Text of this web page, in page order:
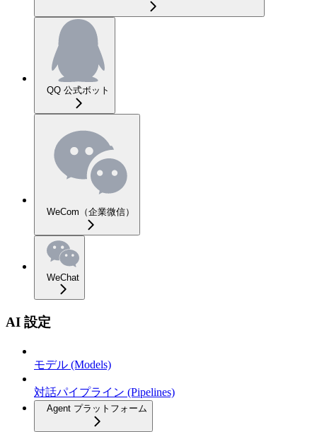
QQ 公式ボット
WeCom（企業微信）
WeChat
AI 設定
モデル (Models)
対話パイプライン (Pipelines)
Agent プラットフォーム